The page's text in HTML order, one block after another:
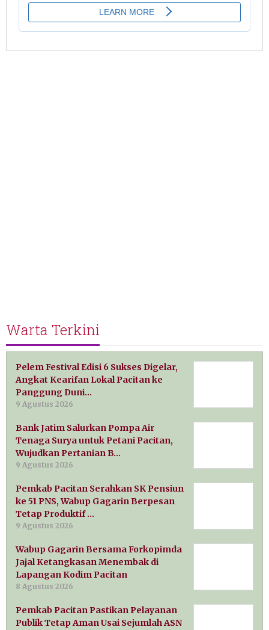
Warta Terkini
Pelem Festival Edisi 6 Sukses Digelar,
Angkat Kearifan Lokal Pacitan ke
Panggung Duni…
9 Agustus 2026
Bank Jatim Salurkan Pompa Air
Tenaga Surya untuk Petani Pacitan,
Wujudkan Pertanian B…
9 Agustus 2026
Pemkab Pacitan Serahkan SK Pensiun
ke 51 PNS, Wabup Gagarin Berpesan
Tetap Produktif …
9 Agustus 2026
Wabup Gagarin Bersama Forkopimda
Jajal Ketangkasan Menembak di
Lapangan Kodim Pacitan
8 Agustus 2026
Pemkab Pacitan Pastikan Pelayanan
Publik Tetap Aman Usai Sejumlah ASN